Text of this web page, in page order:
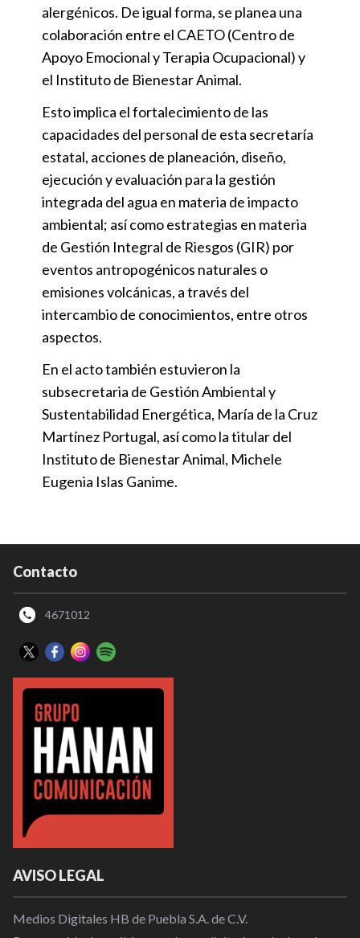
alergénicos. De igual forma, se planea una
colaboración entre el CAETO (Centro de
Apoyo Emocional y Terapia Ocupacional) y
el Instituto de Bienestar Animal.
Esto implica el fortalecimiento de las
capacidades del personal de esta secretaría
estatal, acciones de planeación, diseño,
ejecución y evaluación para la gestión
integrada del agua en materia de impacto
ambiental; así como estrategias en materia
de Gestión Integral de Riesgos (GIR) por
eventos antropogénicos naturales o
emisiones volcánicas, a través del
intercambio de conocimientos, entre otros
aspectos.
En el acto también estuvieron la
subsecretaria de Gestión Ambiental y
Sustentabilidad Energética, María de la Cruz
Martínez Portugal, así como la titular del
Instituto de Bienestar Animal, Michele
Eugenia Islas Ganime.
Contacto
4671012
AVISO LEGAL
Medios Digitales HB de Puebla S.A. de C.V.